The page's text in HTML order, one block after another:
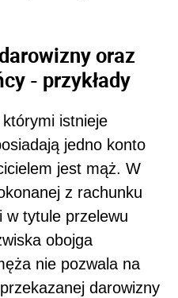
oraz
- przykłady
którymi istnieje
jedno konto
jest mąż. W
z rachunku
w tytule przelewu
obojga
nie pozwala na
darowizny